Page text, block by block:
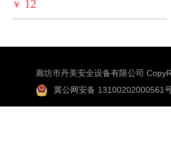
￥ 12
廊坊市丹美安全设备有限公司
冀公网安备 13100202000561